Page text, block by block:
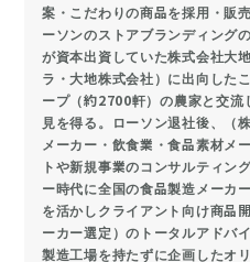
案・こだわりの商品を採用・販
ーソンのストアブランディング
が資本出資していた株式会社大
ラ・大地株式会社）に出向した
ープ（約2700軒）の農家と交流
見を得る。ローソン退社後、（
メーカー・飲食業・食品素材メ
トや新規事業のコンサルティン
ー時代に全国の食品製造メーカ
を活かしクライアント向け商品
ーカー選定）のトータルアドバ
製造工場を持たずに企画したオ